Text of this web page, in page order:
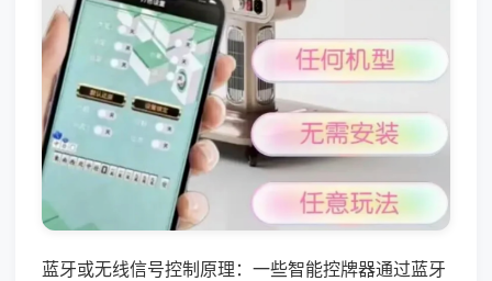
蓝牙或无线信号控制原理：一些智能控牌器通过蓝牙